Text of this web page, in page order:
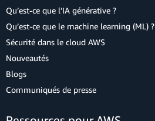
Qu’est-ce que l’IA générative ?
Qu’est-ce que le machine learning (ML) ?
Sécurité dans le cloud AWS
Nouveautés
Blogs
Communiqués de presse